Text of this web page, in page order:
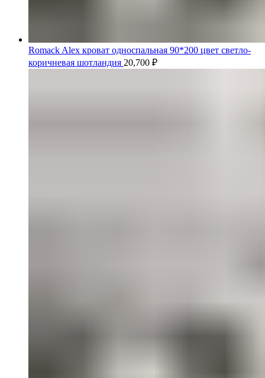
Romack Alex кроват односпальная 90*200 цвет светло-
коричневая шотландия 20,700 ₽